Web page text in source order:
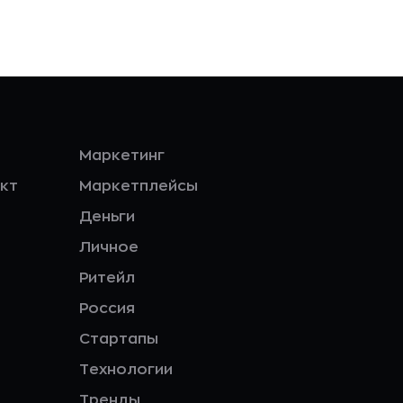
Маркетинг
Маркетплейсы
Деньги
Личное
Ритейл
Россия
Стартапы
Технологии